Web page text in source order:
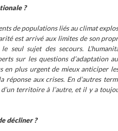
?
de populations liés au climat
est arrivé aux limites de son
seul sujet des secours.
sur les questions d’adaptation
en plus urgent de mieux anticiper
aux crises. En d’autres
territoire à l’autre, et il y a
décliner ?